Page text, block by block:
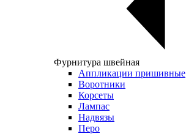
Фурнитура швейная
Аппликации пришивные
Воротники
Корсеты
Лампас
Надвязы
Перо